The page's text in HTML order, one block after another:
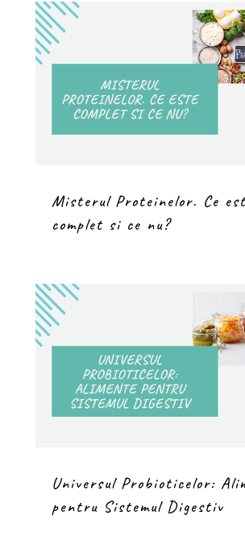
Misterul Proteinelor. Ce
complet si ce nu?
Universul Probioticelor:
pentru Sistemul Digestiv